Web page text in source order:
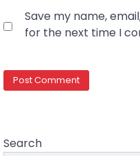
Save my name,
for the next time I
Search